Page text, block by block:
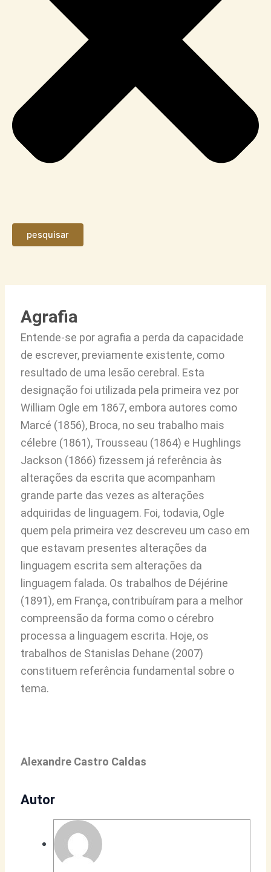
pesquisar
Agrafia
Entende-se por agrafia a perda da capacidade
de escrever, previamente existente, como
resultado de uma lesão cerebral. Esta
designação foi utilizada pela primeira vez por
William Ogle em 1867, embora autores como
Marcé (1856), Broca, no seu trabalho mais
célebre (1861), Trousseau (1864) e Hughlings
Jackson (1866) fizessem já referência às
alterações da escrita que acompanham
grande parte das vezes as alterações
adquiridas de linguagem. Foi, todavia, Ogle
quem pela primeira vez descreveu um caso em
que estavam presentes alterações da
linguagem escrita sem alterações da
linguagem falada. Os trabalhos de Déjérine
(1891), em França, contribuíram para a melhor
compreensão da forma como o cérebro
processa a linguagem escrita. Hoje, os
trabalhos de Stanislas Dehane (2007)
constituem referência fundamental sobre o
tema.
Alexandre Castro Caldas
Autor